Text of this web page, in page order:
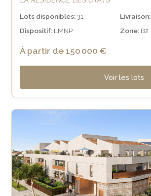
Lots disponibles:31 Livraison:
Dispositif: LMNP Zone: B2
À partir de 150 000 €
Voir les lots